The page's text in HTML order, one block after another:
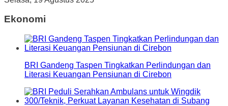
Ekonomi
BRI Gandeng Taspen Tingkatkan Perlindungan dan
Literasi Keuangan Pensiunan di Cirebon